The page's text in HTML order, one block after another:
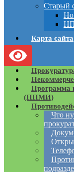
Старый
Карта сайта
Программа
(ППМИ)
Что